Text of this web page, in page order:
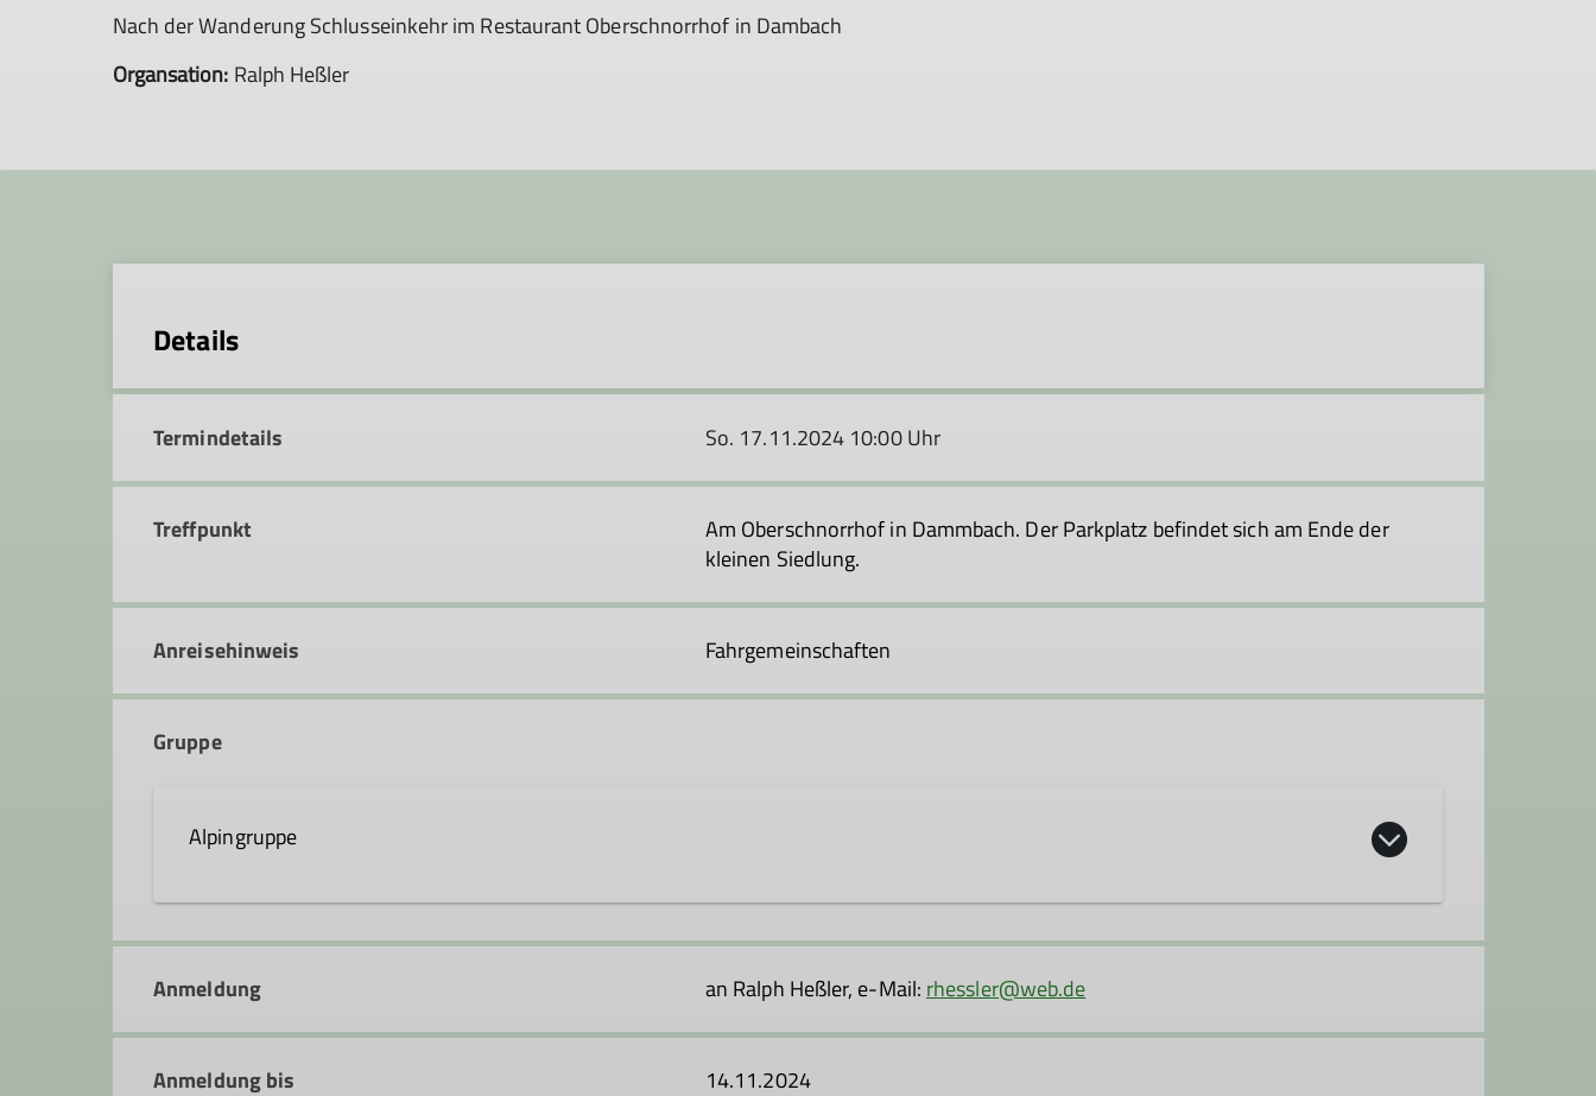
Nach der Wanderung Schlusseinkehr im Restaurant Oberschnorrhof in Dambach
Organsation: Ralph Heßler
Details
Termindetails So. 17.11.2024 10:00 Uhr
Treffpunkt
Am Oberschnorrhof in Dammbach. Der Parkplatz befindet sich am Ende der
kleinen Siedlung.
Anreisehinweis Fahrgemeinschaften
Gruppe
Alpingruppe
großen Wert darauf, dass für jeden Interessensbereich etwas dabei ist. Es kommt nicht immer auf Leistung, sondern auch auf die
Anmeldung an Ralph Heßler, e-Mail: rhessler@web.de
Anmeldung bis 14.11.2024